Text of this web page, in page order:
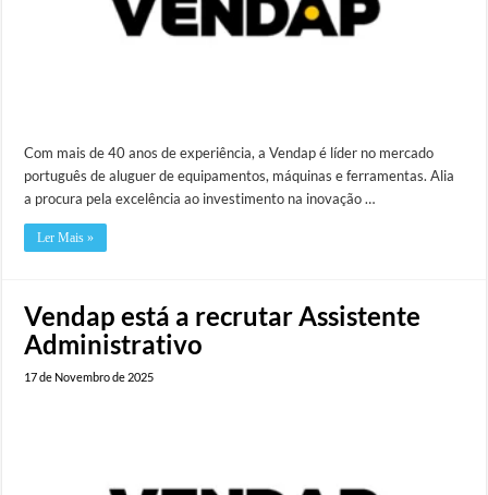
Com mais de 40 anos de experiência, a Vendap é líder no mercado
português de aluguer de equipamentos, máquinas e ferramentas. Alia
a procura pela excelência ao investimento na inovação …
Ler Mais »
Vendap está a recrutar Assistente
Administrativo
17 de Novembro de 2025